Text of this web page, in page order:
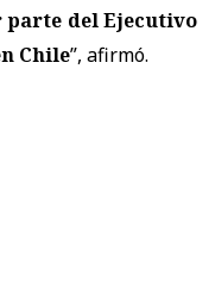
parte del Ejecutivo
Chile”, afirmó.